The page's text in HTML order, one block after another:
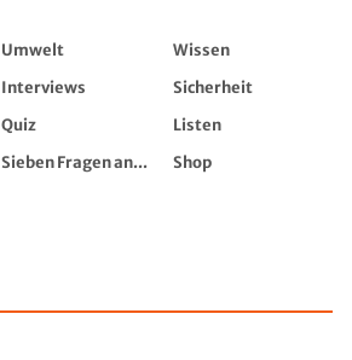
Umwelt
Wissen
Interviews
Sicherheit
Quiz
Listen
Sieben Fragen an...
Shop